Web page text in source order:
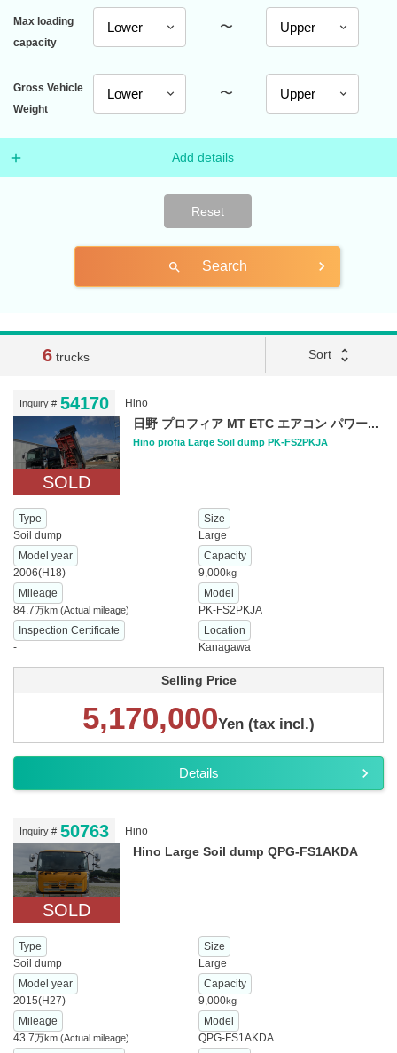
Max loading
capacity
〜
Gross Vehicle
Weight
〜
Add details
Reset
search Search
6 trucks Sort unfold_more
Inquiry # 54170 Hino
SOLD
日野 プロフィア MT ETC エアコン パワー...
Hino profia Large Soil dump PK-FS2PKJA
Type
Soil dump
Size
Large
Model year
2006(H18)
Capacity
9,000kg
Mileage
84.7万km (Actual mileage)
Model
PK-FS2PKJA
Inspection Certificate
-
Location
Kanagawa
Selling Price
5,170,000Yen (tax incl.)
Details
Inquiry # 50763 Hino
SOLD
Hino Large Soil dump QPG-FS1AKDA
Type
Soil dump
Size
Large
Model year
2015(H27)
Capacity
9,000kg
Mileage
43.7万km (Actual mileage)
Model
QPG-FS1AKDA